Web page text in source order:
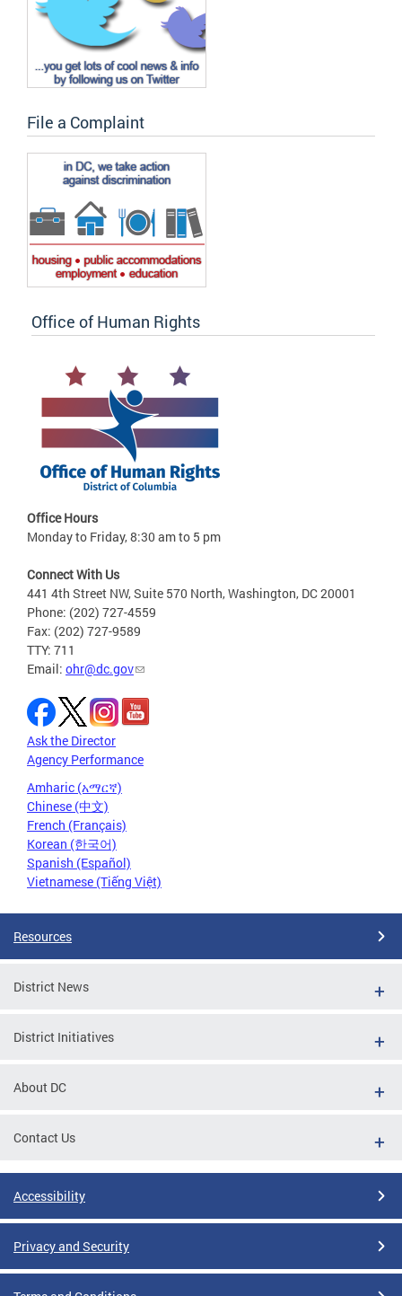
File a Complaint
Office of Human Rights
Office Hours
Monday to Friday, 8:30 am to 5 pm
Connect With Us
441 4th Street NW, Suite 570 North, Washington, DC 20001
Phone: (202) 727-4559
Fax: (202) 727-9589
TTY: 711
Email: ohr@dc.gov
Ask the Director
Agency Performance
Amharic (አማርኛ)
Chinese (中文)
French (Français)
Korean (한국어)
Spanish (Español)
Vietnamese (Tiếng Việt)
Resources
District News
District Initiatives
About DC
Contact Us
Accessibility
Privacy and Security